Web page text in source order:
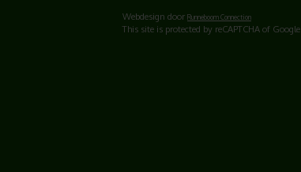
Webdesign door Runneboom Connection
This site is protected by reCAPTCHA of Google